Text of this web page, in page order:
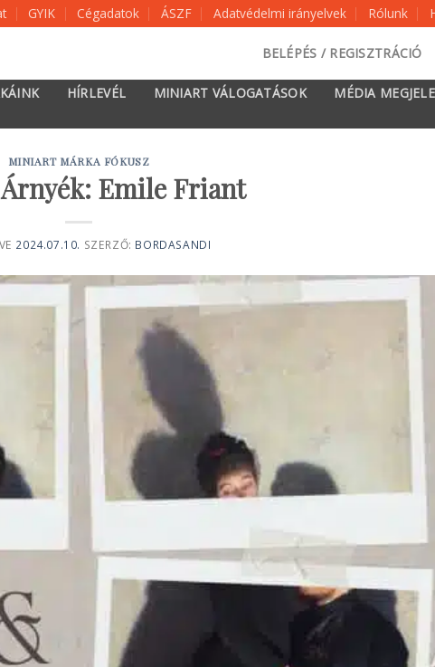
GYIK Cégadatok ÁSZF Adatvédelmi irányelvek Rólunk
BELÉPÉS / REGISZTRÁCIÓ
HÍRLEVÉL MINIART VÁLOGATÁSOK
MÉDIA
MINIART MÁRKA FÓKUSZ
Árnyék: Emile Friant
2024.07.10. SZERZŐ: BORDASANDI